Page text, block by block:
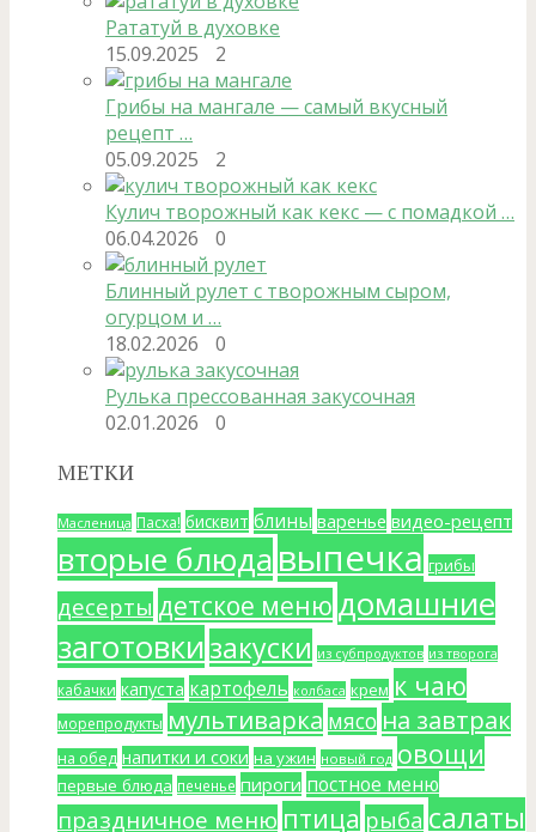
Рататуй в духовке
15.09.2025
2
Грибы на мангале — самый вкусный
рецепт …
05.09.2025
2
Кулич творожный как кекс — с помадкой …
06.04.2026
0
Блинный рулет с творожным сыром,
огурцом и …
18.02.2026
0
Рулька прессованная закусочная
02.01.2026
0
МЕТКИ
Масленица Пасха! бисквит блины варенье видео-рецепт
вторые блюдавыпечка грибы
десерты детское меню домашние
заготовкизакуски из субпродуктов из творога
кабачки капуста картофель колбаса крем к чаю
морепродукты мультиварка мясо на завтрак
на обед напитки и соки на ужин новый год овощи
первые блюда печенье пироги постное меню
праздничное меню птица рыба салаты